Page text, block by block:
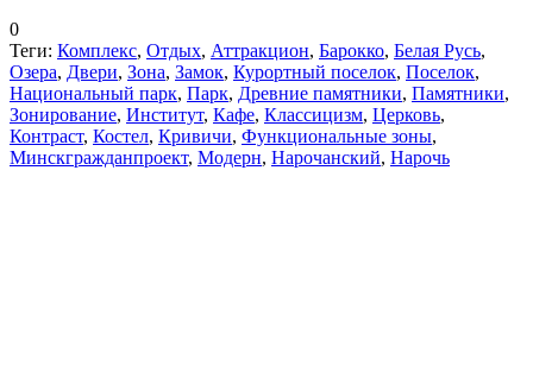
0
Теги: Комплекс, Отдых, Аттракцион, Барокко, Белая Русь,
Озера, Двери, Зона, Замок, Курортный поселок, Поселок,
Национальный парк, Парк, Древние памятники, Памятники,
Зонирование, Институт, Кафе, Классицизм, Церковь,
Контраст, Костел, Кривичи, Функциональные зоны,
Минскгражданпроект, Модерн, Нарочанский, Нарочь